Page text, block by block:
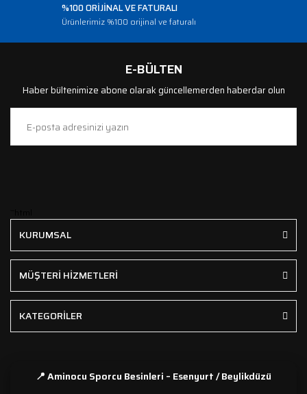
%100 ORİJİNAL VE FATURALI
Ürünlerimiz %100 orijinal ve faturalı
E-BÜLTEN
Haber bültenimize abone olarak güncellemerden haberdar olun
KURUMSAL
MÜŞTERİ HİZMETLERİ
KATEGORİLER
📍 Aminocu Sporcu Besinleri – Esenyurt / Beylikdüzü